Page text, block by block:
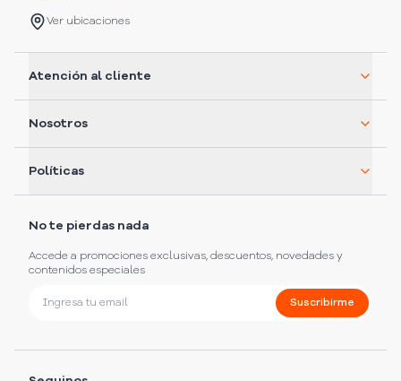
Ver ubicaciones
Atención al cliente
Nosotros
Políticas
No te pierdas nada
Accede a promociones exclusivas, descuentos, novedades y
contenidos especiales
Suscribirme